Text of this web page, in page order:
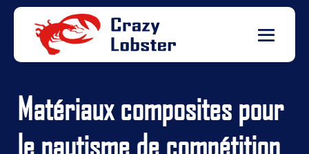
Matériaux composites pour
le nautisme de compétition